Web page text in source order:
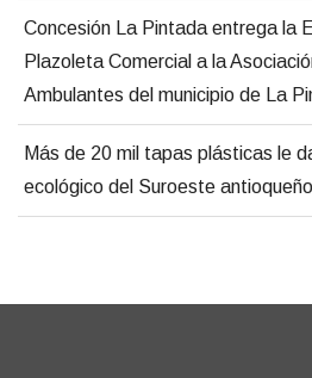
Concesión La Pintada entrega la
Plazoleta Comercial a la
Ambulantes del municipio de La
Más de 20 mil tapas plásticas le
ecológico del Suroeste antioqueño